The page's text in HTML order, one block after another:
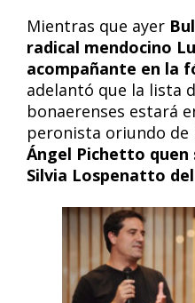
Mientras que ayer
radical mendocino
acompañante en la
adelantó que la lista
bonaerenses estará
peronista oriundo de
Ángel Pichetto quen
Silvia Lospenatto